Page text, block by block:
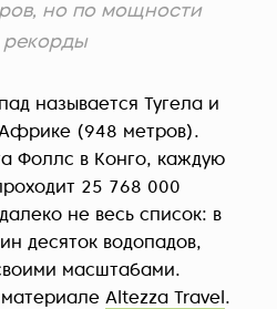
но по мощности
рекорды
называется Тугела и
(948 метров).
Фоллс в Конго, каждую
25 768 000
не весь список: в
десяток водопадов,
масштабами.
материале Altezza Travel .